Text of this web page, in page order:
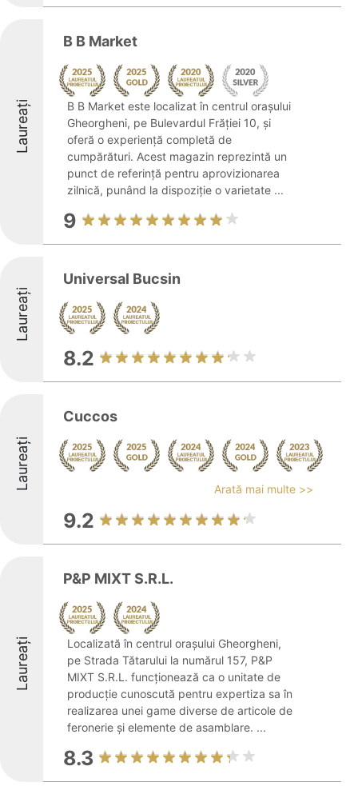
Laureați
B B Market
B B Market este localizat în centrul orașului
Gheorgheni, pe Bulevardul Frăției 10, și
oferă o experiență completă de
cumpărături. Acest magazin reprezintă un
punct de referință pentru aprovizionarea
zilnică, punând la dispoziție o varietate ...
9
Laureați
Universal Bucsin
8.2
Laureați
Cuccos
Arată mai multe >>
9.2
Laureați
P&P MIXT S.R.L.
Localizată în centrul orașului Gheorgheni,
pe Strada Tătarului la numărul 157, P&P
MIXT S.R.L. funcționează ca o unitate de
producție cunoscută pentru expertiza sa în
realizarea unei game diverse de articole de
feronerie și elemente de asamblare. ...
8.3